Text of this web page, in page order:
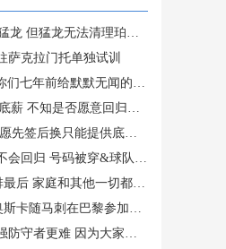
龙无法清理珀尔特尔而告吹
萨克拉门托单独试训
前给默默无闻的我一次机会
是否愿意回归扮演更小角色
换只能提供底薪 谈判停滞
号码被穿&球队总薪资过高
庭和其他一切都在篮球之前
随马刺在巴黎参加训练
更难 因为大家一直研究你